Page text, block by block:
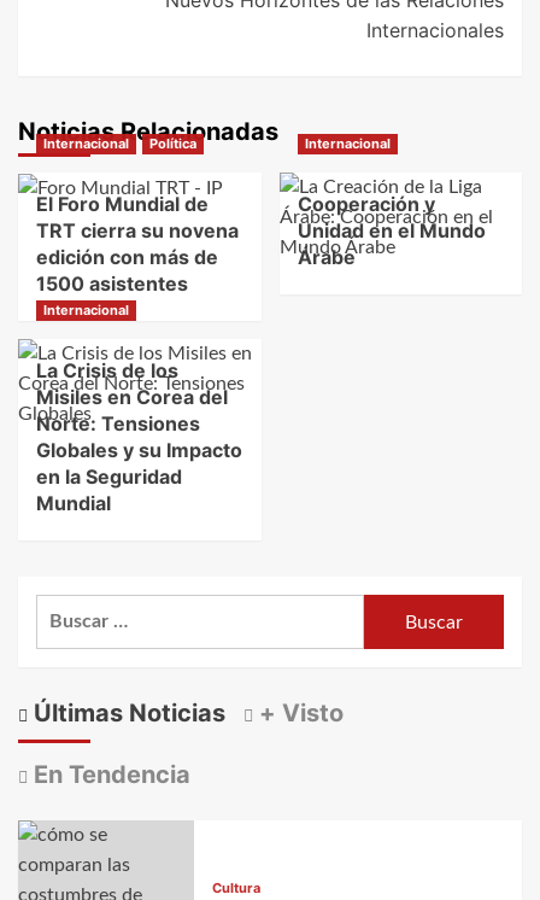
Internacionales
Noticias Relacionadas
Internacional Política
El Foro Mundial de
TRT cierra su novena
edición con más de
1500 asistentes
Internacional
Cooperación y
Unidad en el Mundo
Árabe
Internacional
La Crisis de los
Misiles en Corea del
Norte: Tensiones
Globales y su Impacto
en la Seguridad
Mundial
Últimas Noticias + Visto
En Tendencia
Cultura